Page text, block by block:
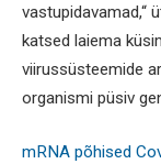
vastupidavamad,“
katsed laiema
viirussüsteemide
organismi püsiv
mRNA põhised